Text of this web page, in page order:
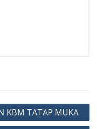
KBM TATAP MUKA